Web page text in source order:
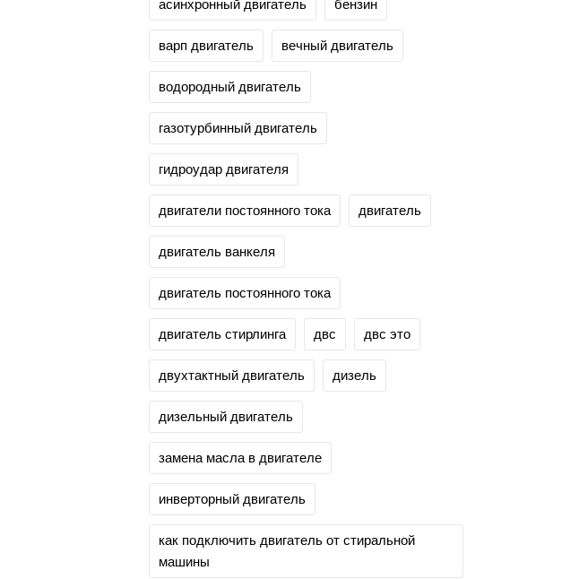
асинхронный двигатель бензин
варп двигатель вечный двигатель
водородный двигатель
газотурбинный двигатель
гидроудар двигателя
двигатели постоянного тока двигатель
двигатель ванкеля
двигатель постоянного тока
двигатель стирлинга двс двс это
двухтактный двигатель дизель
дизельный двигатель
замена масла в двигателе
инверторный двигатель
как подключить двигатель от стиральной
машины